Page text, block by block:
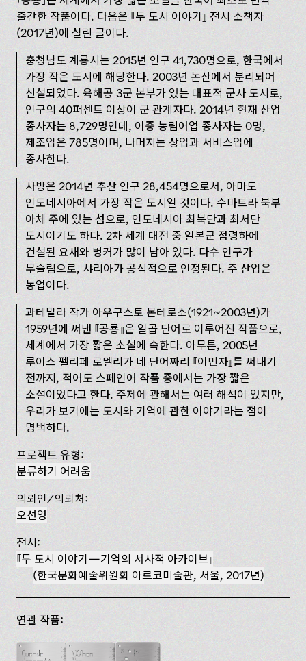
출간한 작품이다. 다음은
두 도시 이야기
전시 소책자
(2017년)에 실린 글이다.
충청남도 계룡시는 2015년 인구 41,730명으로, 한국에서
가장 작은 도시에 해당한다. 2003년 논산에서 분리되어
신설되었다. 육해공 3군 본부가 있는 대표적 군사 도시로,
인구의 40퍼센트 이상이 군 관계자다. 2014년 현재 산업
종사자는 8,729명인데, 이중 농림어업 종사자는 0명,
제조업은 785명이며, 나머지는 상업과 서비스업에
종사한다.
사방은 2014년 추산 인구 28,454명으로서, 아마도
인도네시아에서 가장 작은 도시일 것이다. 수마트라 북부
아체 주에 있는 섬으로, 인도네시아 최북단과 최서단
도시이기도 하다. 2차 세계 대전 중 일본군 점령하에
건설된 요새와 벙커가 많이 남아 있다. 다수 인구가
무슬림으로, 샤리아가 공식적으로 인정된다. 주 산업은
농업이다.
과테말라 작가 아우구스토 몬테로소­(1921~­2003년)가
1959년에 써낸 공룡 은 일곱 단어로 이루어진 작품으로,
세계에서 가장 짧은 소설에 속한다. 아무튼, 2005년
루이스 펠리페 로멜리가 네 단어짜리
이민자 를 써내기
전까지, 적어도 스페인어 작품 중에서는 가장 짧은
소설이었다고 한다. 주제에 관해서는 여러 해석이 있지만,
우리가 보기에는 도시와 기억에 관한 이야기라는 점이
명백하다.
프로젝트 유형:
분류하기 어려움
의뢰인/의뢰처:
오선영
전시:
『두 도시 이야기— 기억의 서사적 아카이브』
(한국문화예술위원회 아르코미술관, 서울, 2017년)
연관 작품: